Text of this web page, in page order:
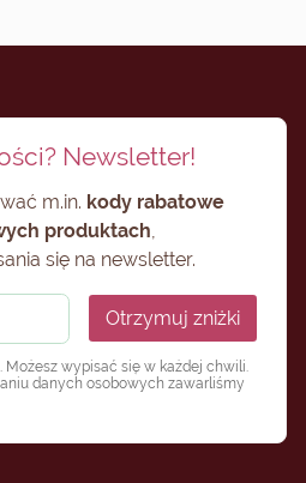
Newsletter!
m.in. kody rabatowe
produktach
się na newsletter.
Otrzymuj zniżki
wypisać się w każdej chwili.
danych osobowych zawarliśmy